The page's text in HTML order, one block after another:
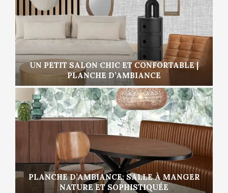
UN PETIT SALON CHIC ET CONFORTABLE |
PLANCHE D’AMBIANCE
PLANCHE D’AMBIANCE: SALLE À MANGER
NATURE ET SOPHISTIQUÉE